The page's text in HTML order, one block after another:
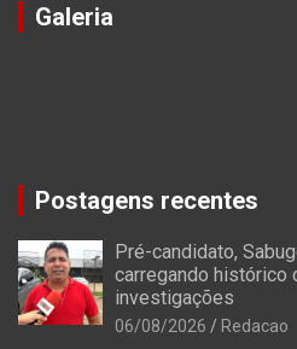
Galeria
Postagens recentes
Pré-candidato,
carregando histórico
investigações
06/08/2026 Redacao